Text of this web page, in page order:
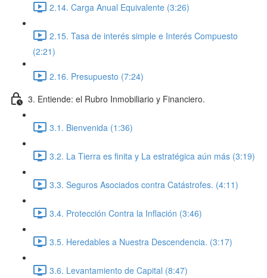
2.14. Carga Anual Equivalente (3:26)
2.15. Tasa de interés simple e Interés Compuesto
(2:21)
2.16. Presupuesto (7:24)
3. Entiende: el Rubro Inmobiliario y Financiero.
3.1. Bienvenida (1:36)
3.2. La Tierra es finita y La estratégica aún más (3:19)
3.3. Seguros Asociados contra Catástrofes. (4:11)
3.4. Protección Contra la Inflación (3:46)
3.5. Heredables a Nuestra Descendencia. (3:17)
3.6. Levantamiento de Capital (8:47)